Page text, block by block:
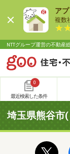
ア
複数
NTTグループ運営の不動産
0
最近検索した条件
埼玉県熊谷市